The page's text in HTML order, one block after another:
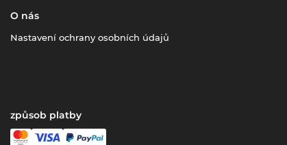
O nás
Nastavení ochrany osobních údajů
způsob platby